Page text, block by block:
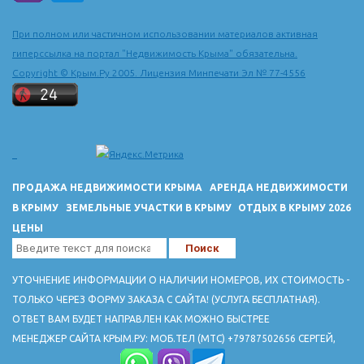
Ханский дворец 16-18 вв расположен по ул. Речной, 133. Тел
3-27-53.
Успенский пещерный монастрырь 8-19 вв.
В пещере Староселье - стоянка неандертальцев
При полном или частичном использовании материалов активная
гиперссылка на портал "Недвижимость Крыма" обязательна.
Copyright © Крым.Ру 2005. Лицензия Минпечати Эл № 77-4556
ПРОДАЖА НЕДВИЖИМОСТИ КРЫМА
АРЕНДА НЕДВИЖИМОСТИ
В КРЫМУ
ЗЕМЕЛЬНЫЕ УЧАСТКИ В КРЫМУ
ОТДЫХ В КРЫМУ 2026
ЦЕНЫ
УТОЧНЕНИЕ ИНФОРМАЦИИ О НАЛИЧИИ НОМЕРОВ, ИХ СТОИМОСТЬ -
ТОЛЬКО ЧЕРЕЗ ФОРМУ ЗАКАЗА С САЙТА! (УСЛУГА БЕСПЛАТНАЯ).
ОТВЕТ ВАМ БУДЕТ НАПРАВЛЕН КАК МОЖНО БЫСТРЕЕ
МЕНЕДЖЕР САЙТА КРЫМ.РУ: МОБ.ТЕЛ (МТС) +79787502656 СЕРГЕЙ,